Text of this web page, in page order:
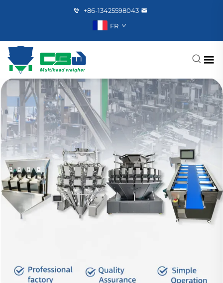
+86-13425598043
FR